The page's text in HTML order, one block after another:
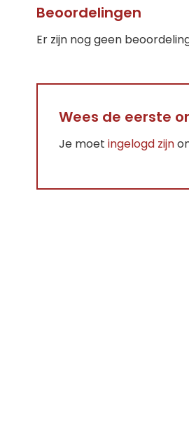
Beoordelingen
Er zijn nog geen
Wees de eerste
Je moet ingelogd zijn